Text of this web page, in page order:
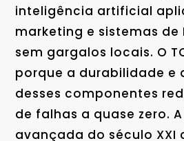
inteligência artificial
marketing e sistemas de
sem gargalos locais. O
porque a durabilidade e
desses componentes
de falhas a quase zero.
avançada do século XXI